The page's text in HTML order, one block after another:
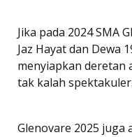
Jika pada 2024 SMA
Jaz Hayat dan Dewa
menyiapkan deretan
tak kalah spektakuler.
Glenovare 2025